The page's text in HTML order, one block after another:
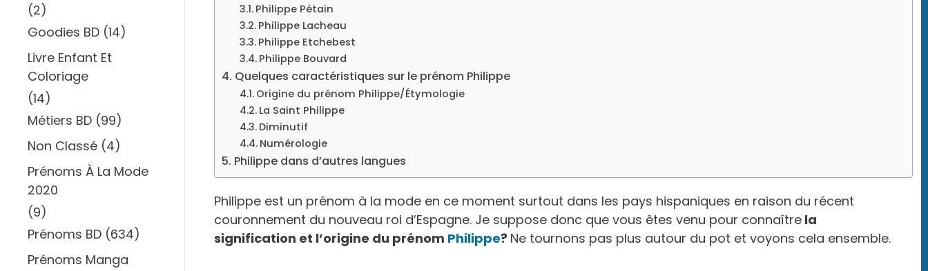
Philippe Pétain
Philippe Lacheau
Philippe Etchebest
Philippe Bouvard
Quelques caractéristiques sur le prénom Philippe
Origine du prénom Philippe/Étymologie
La Saint Philippe
Diminutif
Numérologie
Philippe dans d’autres langues
Philippe est un prénom à la mode en ce moment surtout dans les pays hispaniques en raison du récent
couronnement du nouveau roi d’Espagne. Je suppose donc que vous êtes venu pour connaître la
signification et l’origine du prénom Philippe? Ne tournons pas plus autour du pot et voyons cela ensemble.
(2)
Goodies BD (14)
Livre Enfant Et
Coloriage
(14)
Métiers BD (99)
Non Classé (4)
Prénoms À La Mode
2020
(9)
Prénoms BD (634)
Prénoms Manga